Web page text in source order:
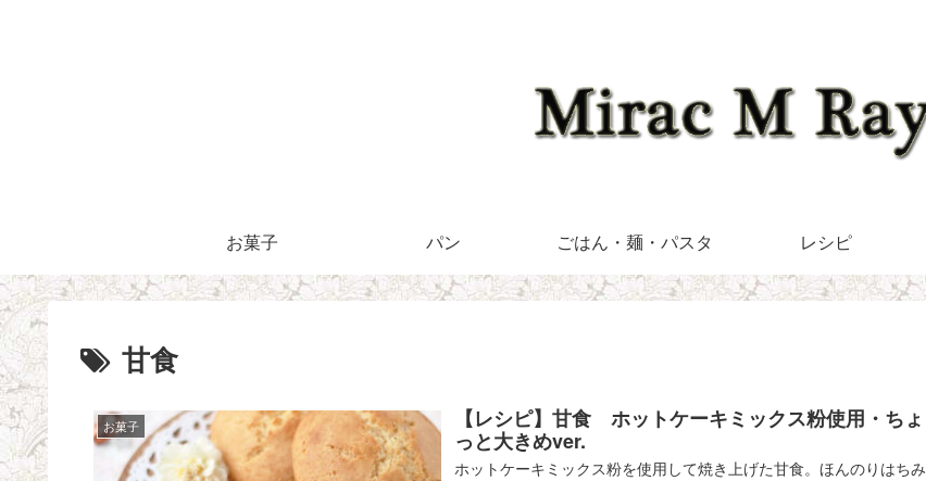
お菓子 パン ごはん・麺・パスタ レシピ
甘食
お菓子
【レシピ】甘食 ホットケーキミックス粉使用・ちょ
っと大きめver.
ホットケーキミックス粉を使用して焼き上げた甘食。ほんのりはちみ